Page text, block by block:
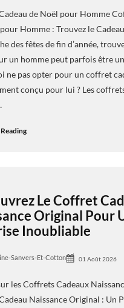
de Noël pour Homme
Homme : Trouvez le
des fêtes de fin d’année,
un homme peut parfois être
ne pas opter pour un coffret
conçu pour lui ? Les
Le Coffret
Original Pour
Inoubliable
Sanvers-Et-Cotton 01 Août 2026
les Coffrets Cadeaux
Naissance Original : Un